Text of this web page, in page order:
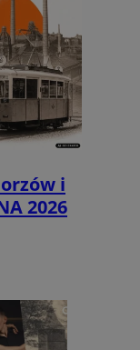
i
2026